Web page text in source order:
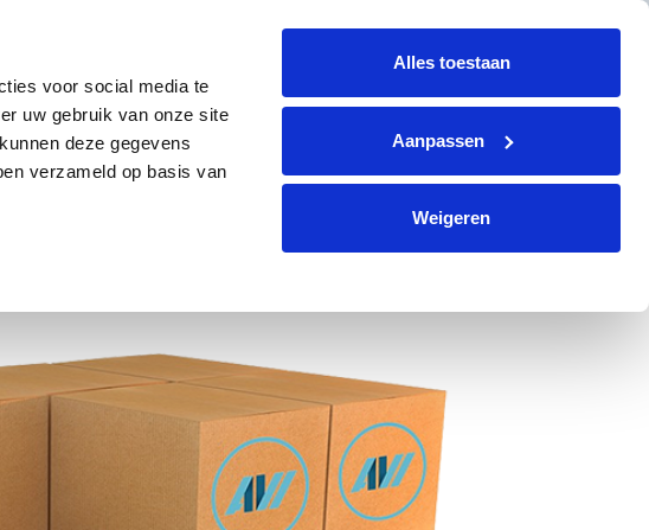
voor social media te
uw gebruik van onze site
deze gegevens
verzameld op basis van
Alles toestaan
Aanpassen
Weigeren
+31 (0)299 364330 info@avi-volendam.nl
DE
NACHRICHTEN KONTAKT Angebot anfordern